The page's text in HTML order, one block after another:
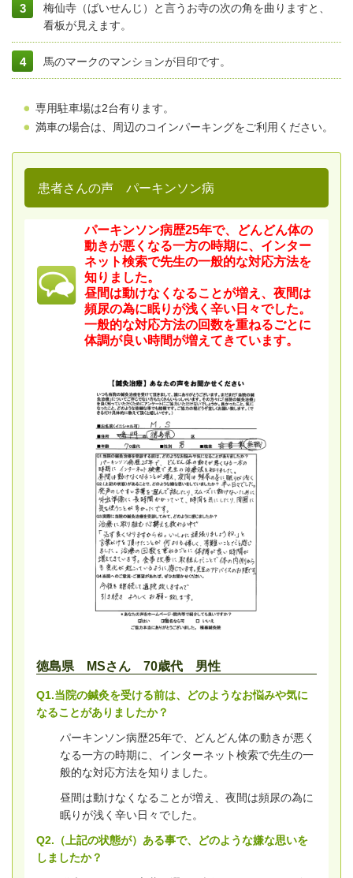
梅仙寺（ばいせんじ）と言うお寺の次の角を曲りますと、
看板が見えます。
馬のマークのマンションが目印です。
専用駐車場は2台有ります。
満車の場合は、周辺のコインパーキングをご利用ください。
患者さんの声 パーキンソン病
パーキンソン病歴25年で、どんどん体の
動きが悪くなる一方の時期に、インター
ネット検索で先生の一般的な対応方法を
知りました。
昼間は動けなくなることが増え、夜間は
頻尿の為に眠りが浅く辛い日々でした。
一般的な対応方法の回数を重ねるごとに
体調が良い時間が増えてきています。
徳島県 MSさん 70歳代 男性
Q1.当院の鍼灸を受ける前は、どのようなお悩みや気に
なることがありましたか？
パーキンソン病歴25年で、どんどん体の動きが悪く
なる一方の時期に、インターネット検索で先生の一
般的な対応方法を知りました。
昼間は動けなくなることが増え、夜間は頻尿の為に
眠りが浅く辛い日々でした。
Q2.（上記の状態が）ある事で、どのような嫌な思いを
しましたか？